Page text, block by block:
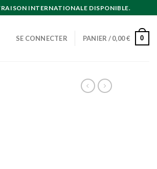
INTERNATIONALE DISPONIBLE.
SE CONNECTER PANIER /0,00€ 0